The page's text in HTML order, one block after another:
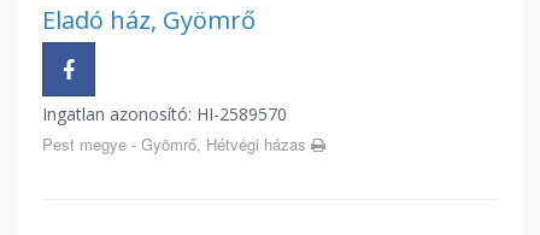
Eladó ház, Gyömrő
Ingatlan azonosító: HI-2589570
Pest megye - Gyömrő, Hétvégi házas